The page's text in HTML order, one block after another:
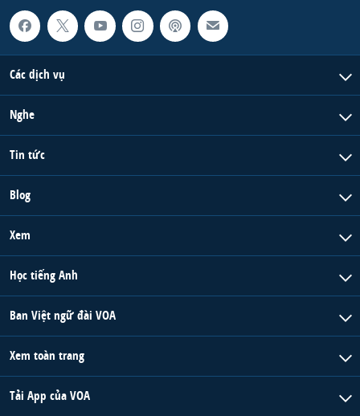
Các dịch vụ
Nghe
Tin tức
Blog
Xem
Học tiếng Anh
Ban Việt ngữ đài VOA
Xem toàn trang
Tải App của VOA